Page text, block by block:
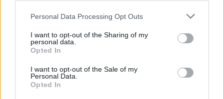
Personal Data Processing Opt Outs
I want to opt-out of the Sharing of my
personal data.
Opted In
I want to opt-out of the Sale of my
Personal Data.
Opted In